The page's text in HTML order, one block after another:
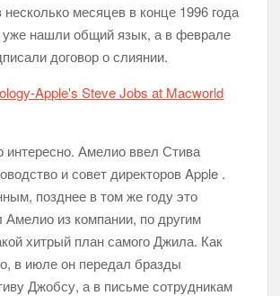
я покажу тебе спидран на тему
в социальных сетях
компанией, несмотря на все
месяцев в конце 1996 года
уже нашли общий язык, а в феврале
договор о слиянии.
Амелио ввел Стива
и совет директоров Apple .
позднее в том же году это
из компании, по другим
хитрый план самого Джила. Как
в июле он передал бразды
Джобсу, а в письме сотрудникам